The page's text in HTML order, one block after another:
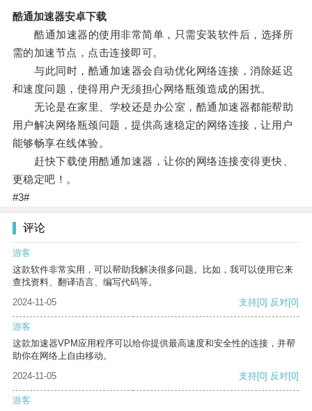
酷通加速器安卓下载
酷通加速器的使用非常简单，只需安装软件后，选择所
需的加速节点，点击连接即可。
与此同时，酷通加速器会自动优化网络连接，消除延迟
和速度问题，使得用户无须担心网络瓶颈造成的困扰。
无论是在家里、学校还是办公室，酷通加速器都能帮助
用户解决网络瓶颈问题，提供高速稳定的网络连接，让用户
能够畅享在线体验。
赶快下载使用酷通加速器，让你的网络连接变得更快、
更稳定吧！。
#3#
评论
游客
这款软件非常实用，可以帮助我解决很多问题。比如，我可以使用它来
查找资料、翻译语言、编写代码等。
2024-11-05
支持[0] 反对[0]
游客
这款加速器VPM应用程序可以给你提供最高速度和安全性的连接，并帮
助你在网络上自由移动。
2024-11-05
支持[0] 反对[0]
游客